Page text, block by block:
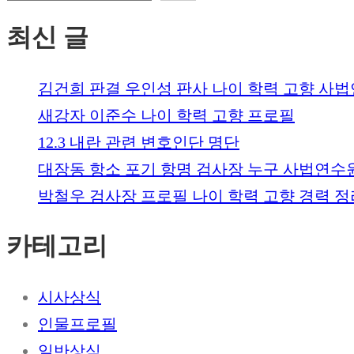
최신 글
김건희 판결 우인성 판사 나이 학력 고향 사법
새강자 이준수 나이 학력 고향 프로필
12.3 내란 관련 변호인단 명단
대장동 항소 포기 항명 검사장 누구 사법연수
박철우 검사장 프로필 나이 학력 고향 경력 정
카테고리
시사상식
인물프로필